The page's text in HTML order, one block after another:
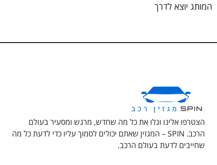
המותג יוצא לדרך
הצטרפו אלינו וגלו את כל מה שחדש, מרגש ומסעיר בעולם
הרכב. SPIN – המגזין שאתם יכולים לסמוך עליו כדי לדעת כל מה
שחייבים לדעת בעולם הרכב.